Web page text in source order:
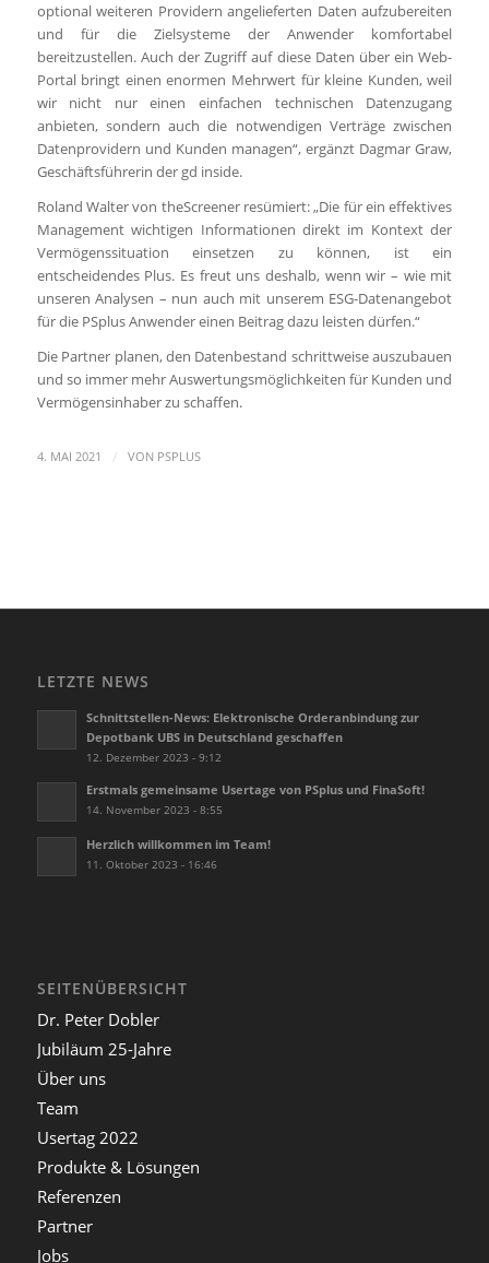
optional weiteren Providern angelieferten Daten aufzubereiten
und für die Zielsysteme der Anwender komfortabel
bereitzustellen. Auch der Zugriff auf diese Daten über ein Web-
Portal bringt einen enormen Mehrwert für kleine Kunden, weil
wir nicht nur einen einfachen technischen Datenzugang
anbieten, sondern auch die notwendigen Verträge zwischen
Datenprovidern und Kunden managen“, ergänzt Dagmar Graw,
Geschäftsführerin der gd inside.
Roland Walter von theScreener resümiert: „Die für ein effektives
Management wichtigen Informationen direkt im Kontext der
Vermögenssituation einsetzen zu können, ist ein
entscheidendes Plus. Es freut uns deshalb, wenn wir – wie mit
unseren Analysen – nun auch mit unserem ESG-Datenangebot
für die PSplus Anwender einen Beitrag dazu leisten dürfen.“
Die Partner planen, den Datenbestand schrittweise auszubauen
und so immer mehr Auswertungsmöglichkeiten für Kunden und
Vermögensinhaber zu schaffen.
4. MAI 2021 / VON PSPLUS
LETZTE NEWS
Schnittstellen-News: Elektronische Orderanbindung zur
Depotbank UBS in Deutschland geschaffen
12. Dezember 2023 - 9:12
Erstmals gemeinsame Usertage von PSplus und FinaSoft!
14. November 2023 - 8:55
Herzlich willkommen im Team!
11. Oktober 2023 - 16:46
SEITENÜBERSICHT
Dr. Peter Dobler
Jubiläum 25-Jahre
Über uns
Team
Usertag 2022
Produkte & Lösungen
Referenzen
Partner
Jobs